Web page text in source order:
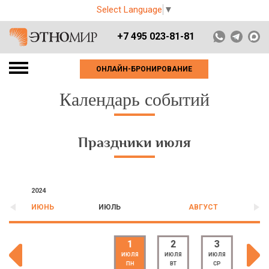
Select Language ▼
+7 495 023-81-81
ОНЛАЙН-БРОНИРОВАНИЕ
Календарь событий
Праздники июля
2024
ИЮНЬ ИЮЛЬ АВГУСТ
1
ИЮЛЯ
ПН
2
ИЮЛЯ
ВТ
3
ИЮЛЯ
СР
ИЮЛЯ